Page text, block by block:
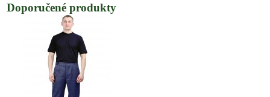
Doporučené produkty